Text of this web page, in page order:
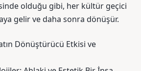
olduğu gibi, her kültür geçici
gelir ve daha sonra dönüşür.
Dönüştürücü Etkisi ve